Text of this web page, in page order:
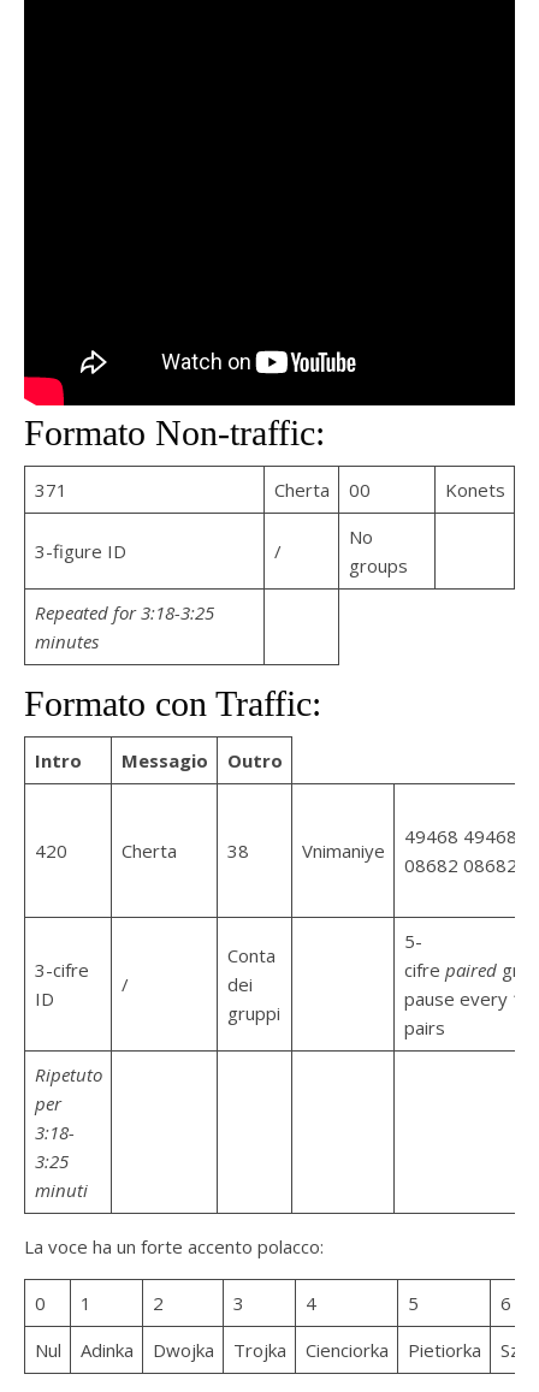
Formato Non-traffic:
371 Cherta 00 Konets
3-figure ID /
No
groups
Repeated for 3:18-3:25
minutes
Formato con Traffic:
Intro Messagio Outro
420 Cherta 38 Vnimaniye
49468 49468 …
08682 08682
3-cifre
ID
/
Conta
dei
gruppi
5-
cifre paired
pause every 10
pairs
Ripetuto
per
3:18-
3:25
minuti
La voce ha un forte accento polacco:
0 1 2 3 4 5
6
Nul
Adinka Dwojka Trojka Cienciorka Pietiorka